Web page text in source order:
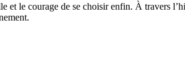
et le courage de se choisir enfin. À travers